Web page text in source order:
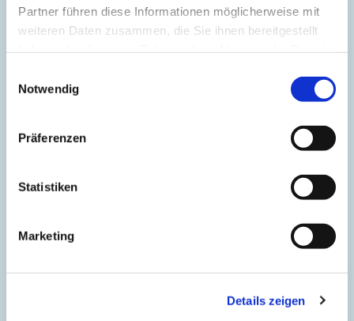
Partner führen diese Informationen möglicherweise mit
weiteren Daten zusammen, die Sie ihnen bereitgestellt
Notwendig
Präferenzen
Statistiken
Marketing
Details zeigen